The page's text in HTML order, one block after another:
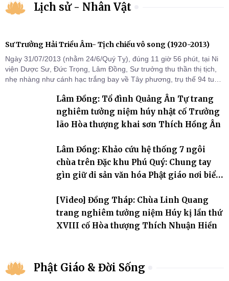
Lịch sử - Nhân Vật
Sư Trưởng Hải Triều Âm- Tịch chiếu vô song (1920-2013)
Ngày 31/07/2013 (nhằm 24/6/Quý Tỵ), đúng 11 giờ 56 phút, tại Ni
viện Dược Sư, Đức Trọng, Lâm Đồng, Sư trưởng thu thần thị tịch,
nhẹ nhàng như cánh hạc trắng bay về Tây phương, trụ thế 94 tuổi
Lâm Đồng: Tổ đình Quảng Ân Tự trang
nghiêm tưởng niệm húy nhật cố Trưởng
lão Hòa thượng khai sơn Thích Hồng Ân
Lâm Đồng: Khảo cứu hệ thống 7 ngôi
chùa trên Đặc khu Phú Quý: Chung tay
gìn giữ di sản văn hóa Phật giáo nơi biển
[Video] Đồng Tháp: Chùa Linh Quang
trang nghiêm tưởng niệm Húy kị lần thứ
XVIII cố Hòa thượng Thích Nhuận Hiền
Phật Giáo & Đời Sống